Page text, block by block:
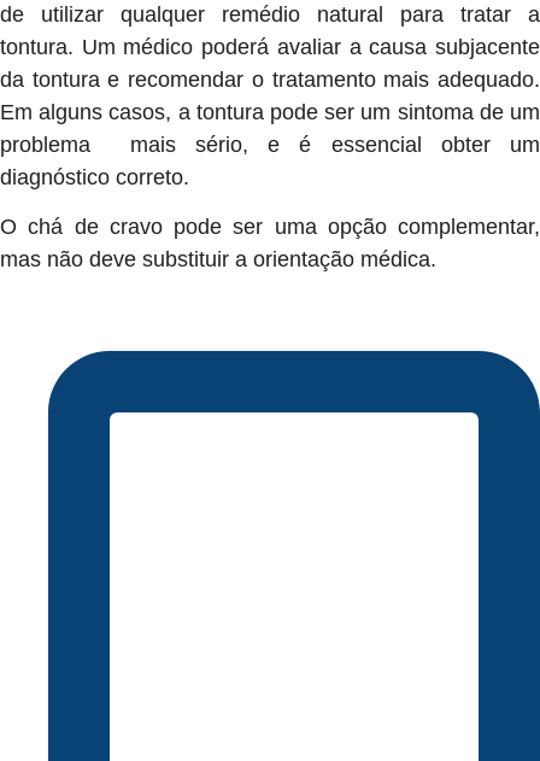
de utilizar qualquer remédio natural para tratar a
tontura. Um médico poderá avaliar a causa subjacente
da tontura e recomendar o tratamento mais adequado.
Em alguns casos, a tontura pode ser um sintoma de um
problema mais sério, e é essencial obter um
diagnóstico correto.
O chá de cravo pode ser uma opção complementar,
mas não deve substituir a orientação médica.